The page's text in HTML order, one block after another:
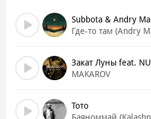
Пусть и трясёт
Но довезет вагон!
Баяноммай!
А ты спой мне за life!
Баяноммай!
А ты спой мне за life!
Subbota & Andry
Где-то там (Andry
Закат Луны feat.
MAKAROV
Тото
Баяноммай